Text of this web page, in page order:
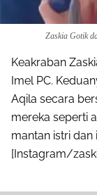
Zaskia Gotik
Keakraban
Imel PC.
Aqila secara
mereka seperti
mantan istri dan
[Instagram/